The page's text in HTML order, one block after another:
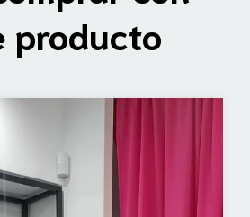
producto